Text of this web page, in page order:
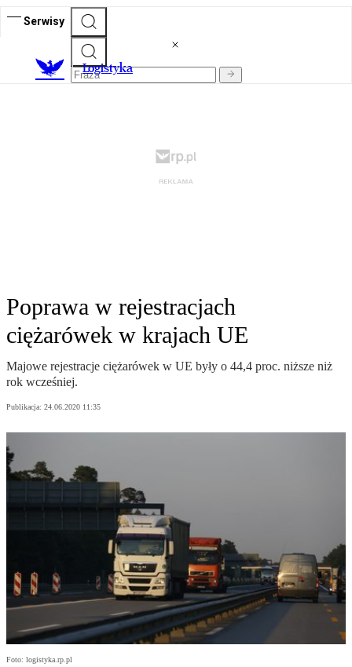
Serwisy
Logistyka
Poprawa w rejestracjach
ciężarówek w krajach UE
Majowe rejestracje ciężarówek w UE były o 44,4 proc. niższe niż
rok wcześniej.
Publikacja: 24.06.2020 11:35
Foto: logistyka.rp.pl